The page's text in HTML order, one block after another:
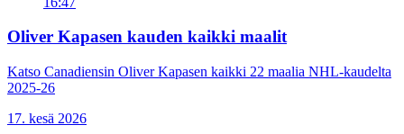
Oliver Kapasen kauden kaikki maalit
Katso Canadiensin Oliver Kapasen kaikki 22 maalia NHL-kaudelta
2025-26
17. kesä 2026